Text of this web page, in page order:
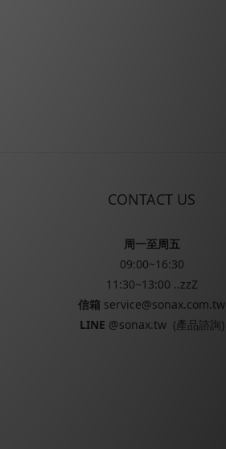
CONTACT US
周一至周五
09:00~16:30
11:30~13:00 ..zzZ
信箱 service@sonax.com.tw
LINE @sonax.tw(產品諮詢)